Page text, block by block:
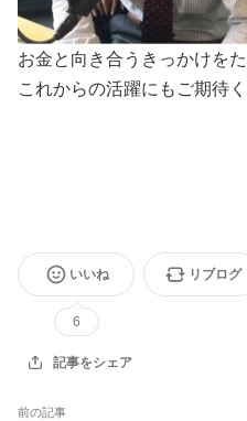
お金と向き合うきっかけを
これからの活躍にもご期待く
いいね
6
リブログ
記事をシェア
前の記事